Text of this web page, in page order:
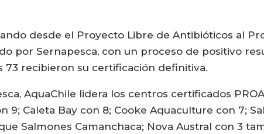
desde el Proyecto Libre de Antibióticos al
por Sernapesca, con un proceso de positivo
73 recibieron su certificación definitiva.
AquaChile lidera los centros certificados
9; Caleta Bay con 8; Cooke Aquaculture con 7;
Salmones Camanchaca; Nova Austral con 3